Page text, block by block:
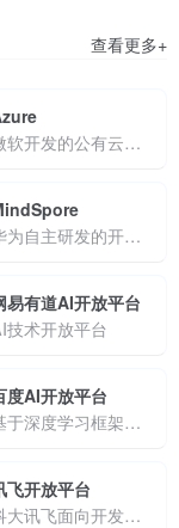
查看更多+
微软开发的公有云服务平台
华为自主研发的开源AI框架
易有道AI开放平台
技术开放平台
度AI开放平台
基于深度学习框架PaddlePaddle打造的技术生态平台
飞开放平台
科大讯飞面向开发者与企业打造的AI技术生态平台